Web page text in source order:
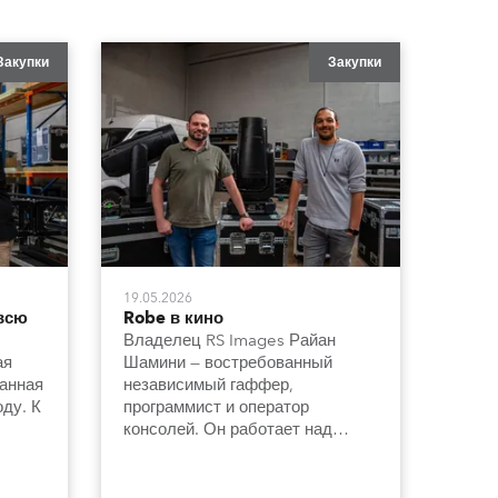
К
Закупки
19.05.2026
Robe в кино
Владелец RS Images Райан
Шамини — востребованный
независимый гаффер,
программист и оператор
консолей. Он работает над